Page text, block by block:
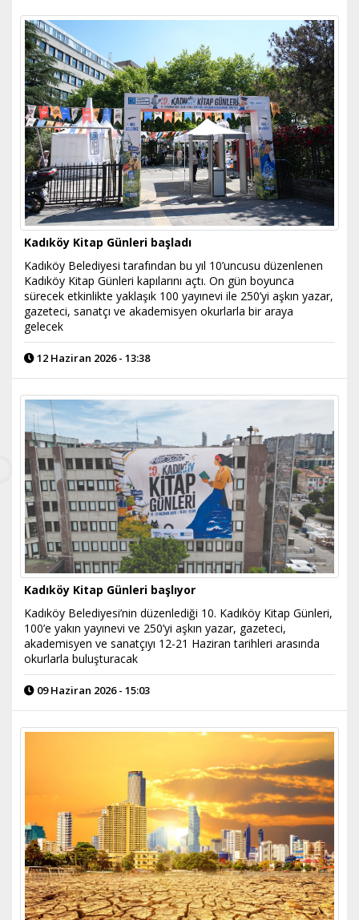
Kadıköy Kitap Günleri başladı
Kadıköy Belediyesi tarafından bu yıl 10’uncusu düzenlenen
Kadıköy Kitap Günleri kapılarını açtı. On gün boyunca
sürecek etkinlikte yaklaşık 100 yayınevi ile 250’yi aşkın yazar,
gazeteci, sanatçı ve akademisyen okurlarla bir araya
gelecek
12 Haziran 2026 - 13:38
Kadıköy Kitap Günleri başlıyor
Kadıköy Belediyesi’nin düzenlediği 10. Kadıköy Kitap Günleri,
100’e yakın yayınevi ve 250’yi aşkın yazar, gazeteci,
akademisyen ve sanatçıyı 12-21 Haziran tarihleri arasında
okurlarla buluşturacak
09 Haziran 2026 - 15:03